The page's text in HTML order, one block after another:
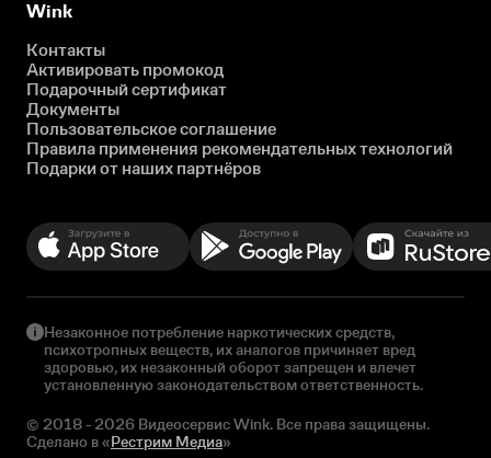
Wink
Контакты
Активировать промокод
Подарочный сертификат
Документы
Пользовательское соглашение
Правила применения рекомендательных технологий
Подарки от наших партнёров
Незаконное потребление наркотических средств,
психотропных веществ, их аналогов причиняет вред
здоровью, их незаконный оборот запрещен и влечет
установленную законодательством ответственность.
© 2018 - 2026 Видеосервис Wink. Все права защищены.
Сделано в «Рестрим Медиа»